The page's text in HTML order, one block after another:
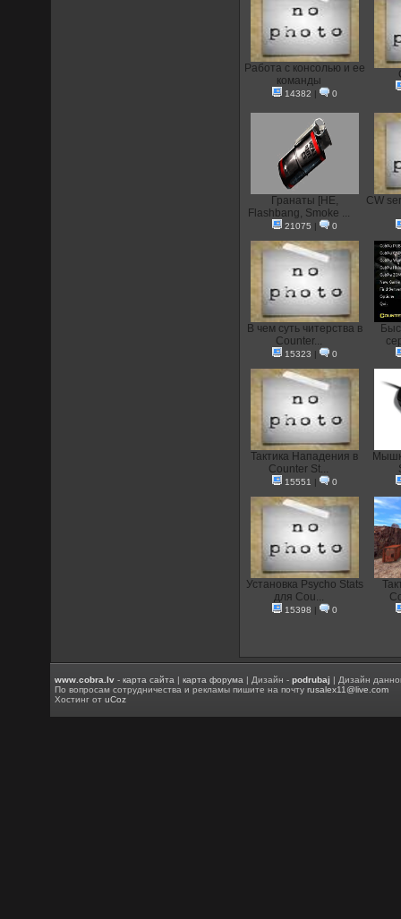
Работа с консолью и ее
команды
14382 | 0
Гранаты [HE,
Flashbang, Smoke ...
21075 | 0
CW
В чем суть читерства в
Counter...
15323 | 0
Тактика Нападения в
Counter St...
15551 | 0
Установка Psycho Stats
для Cou...
15398 | 0
www.cobra.lv -карта сайта |карта форума | Дизайн -podrubaj | Дизайн
По вопросам сотрудничества и рекламы пишите на почтуrusalex11@live.com
Хостинг отuCoz